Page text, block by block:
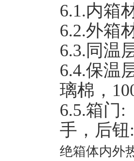
6.1.内箱
6.2.外箱
6.3.同温
6.4.保温
璃棉，
6.5.箱门
手，
绝箱体内外